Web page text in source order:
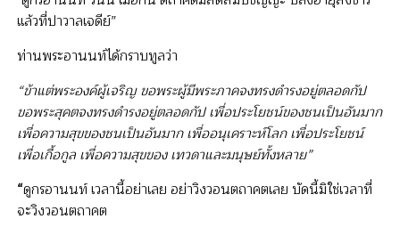
แล้วที่ปาวาลเจดีย์”
ท่านพระอานนท์ได้กราบทูลว่า
“ข้าแต่พระองค์ผู้เจริญ ขอพระผู้มีพระภาคจงทรงดำรงอยู่ตลอดกัป
ขอพระสุคตจงทรงดำรงอยู่ตลอดกัป เพื่อประโยชน์ของชนเป็นอันมาก
เพื่อความสุขของชนเป็นอันมาก เพื่ออนุเคราะห์โลก เพื่อประโยชน์
เพื่อเกื้อกูล เพื่อความสุขของ เทวดาและมนุษย์ทั้งหลาย”
“ดูกรอานนท์ เวลานี้อย่าเลย อย่าวิงวอนตถาคตเลย บัดนี้มิใช่เวลาที่
จะวิงวอนตถาคต